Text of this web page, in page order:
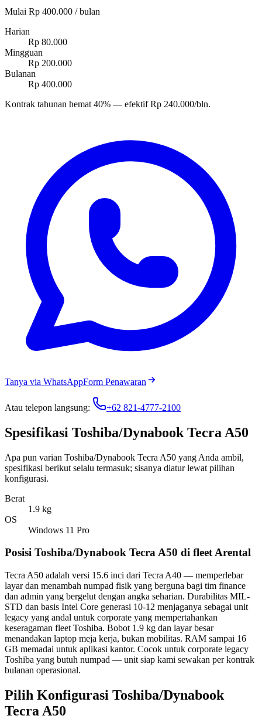
Mulai Rp 400.000 / bulan
Harian
Rp 80.000
Mingguan
Rp 200.000
Bulanan
Rp 400.000
Kontrak tahunan hemat 40% — efektif Rp 240.000/bln.
Tanya via WhatsAppForm Penawaran
Atau telepon langsung: +62 821-4777-2100
Spesifikasi Toshiba/Dynabook Tecra A50
Apa pun varian Toshiba/Dynabook Tecra A50 yang Anda ambil,
spesifikasi berikut selalu termasuk; sisanya diatur lewat pilihan
konfigurasi.
Berat
1.9 kg
OS
Windows 11 Pro
Posisi Toshiba/Dynabook Tecra A50 di fleet Arental
Tecra A50 adalah versi 15.6 inci dari Tecra A40 — memperlebar
layar dan menambah numpad fisik yang berguna bagi tim finance
dan admin yang bergelut dengan angka seharian. Durabilitas MIL-
STD dan basis Intel Core generasi 10-12 menjaganya sebagai unit
legacy yang andal untuk corporate yang mempertahankan
keseragaman fleet Toshiba. Bobot 1.9 kg dan layar besar
menandakan laptop meja kerja, bukan mobilitas. RAM sampai 16
GB memadai untuk aplikasi kantor. Cocok untuk corporate legacy
Toshiba yang butuh numpad — unit siap kami sewakan per kontrak
bulanan operasional.
Pilih Konfigurasi Toshiba/Dynabook
Tecra A50